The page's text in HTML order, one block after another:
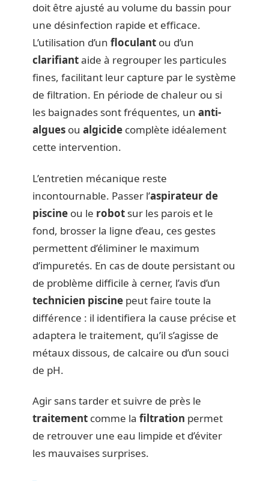
doit être ajusté au volume du bassin pour
une désinfection rapide et efficace.
L’utilisation d’un floculant ou d’un
clarifiantaide à regrouper les particules
fines, facilitant leur capture par le système
de filtration. En période de chaleur ou si
les baignades sont fréquentes, un anti-
algues ou algicide complète idéalement
cette intervention.
L’entretien mécanique reste
incontournable. Passer l’aspirateur de
piscine ou le robot sur les parois et le
fond, brosser la ligne d’eau, ces gestes
permettent d’éliminer le maximum
d’impuretés. En cas de doute persistant ou
de problème difficile à cerner, l’avis d’un
technicien piscine peut faire toute la
différence : il identifiera la cause précise et
adaptera le traitement, qu’il s’agisse de
métaux dissous, de calcaire ou d’un souci
de pH.
Agir sans tarder et suivre de près le
traitement comme la filtration permet
de retrouver une eau limpide et d’éviter
les mauvaises surprises.